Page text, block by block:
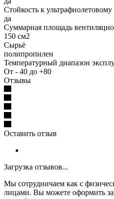
Стойкость к
да
Суммарная площадь
150 см2
Сырьё
полипропилен
Температурный диапазон
От - 40 до +80
Отзывы
Оставить отзыв
Загрузка отзывов...
Мы сотрудничаем как с
лицами. Вы можете оформить